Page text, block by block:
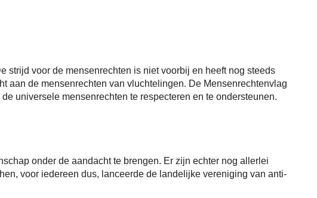
strijd voor de mensenrechten is niet voorbij en heeft nog steeds
aan de mensenrechten van vluchtelingen. De Mensenrechtenvlag
universele mensenrechten te respecteren en te ondersteunen.
onder de aandacht te brengen. Er zijn echter nog allerlei
voor iedereen dus, lanceerde de landelijke vereniging van anti-